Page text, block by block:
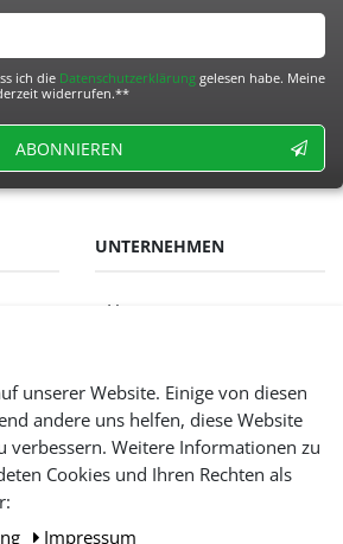
unserer Website. Einige von diesen
andere uns helfen, diese Website
verbessern. Weitere Informationen zu
Cookies und Ihren Rechten als
Impressum
ich die Daten­schutz­erklärunggelesen habe. Meine
widerrufen.**
ABONNIEREN
UNTERNEHMEN
Home
Impressum
Umwelt / Batterie Gesetz
Stellenangebote